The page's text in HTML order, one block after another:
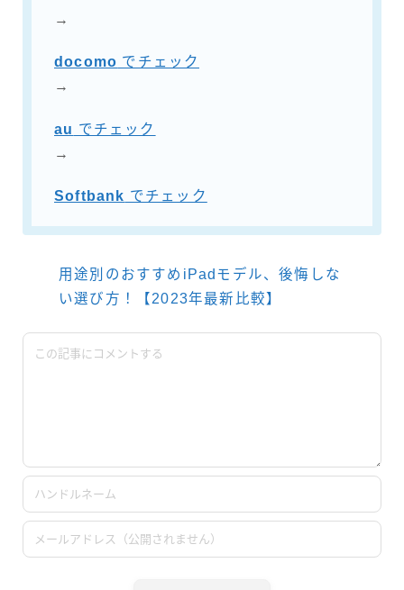
→
docomo でチェック
→
au でチェック
→
Softbank でチェック
用途別のおすすめiPadモデル、後悔しな
い選び方！【2023年最新比較】